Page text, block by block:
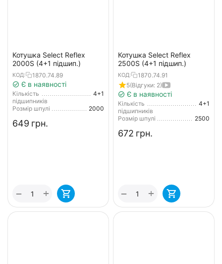
Котушка Select Reflex
2000S (4+1 підшип.)
КОД: 1870.74.89
Є в наявності
Кількість
підшипників
4+1
Розмір шпулі
2000
‍649‍ грн.
+
−
Котушка Select Reflex
2500S (4+1 підшип.)
КОД:
1870.74.91
5(Відгуки: 2)
Є в наявності
Кількість
підшипників
4+1
Розмір шпулі
2500
‍672‍ грн.
+
−